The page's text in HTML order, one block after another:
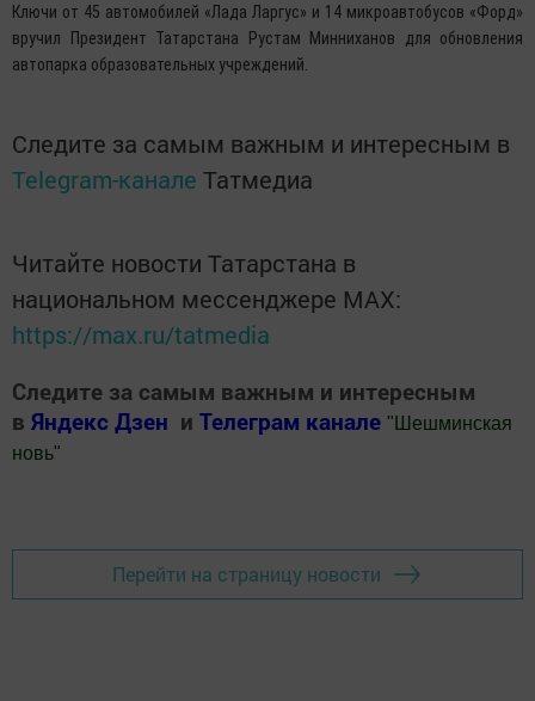
Ключи от 45 автомобилей «Лада Ларгус» и 14 микроавтобусов «Форд»
вручил Президент Татарстана Рустам Минниханов для обновления
автопарка образовательных учреждений.
Следите за самым важным и интересным в
Telegram-канале Татмедиа
Читайте новости Татарстана в
национальном мессенджере MАХ:
https://max.ru/tatmedia
Следите за самым важным и интересным
в Яндекс Дзен и Телеграм канале " Шешминская
новь"
Перейти на страницу новости